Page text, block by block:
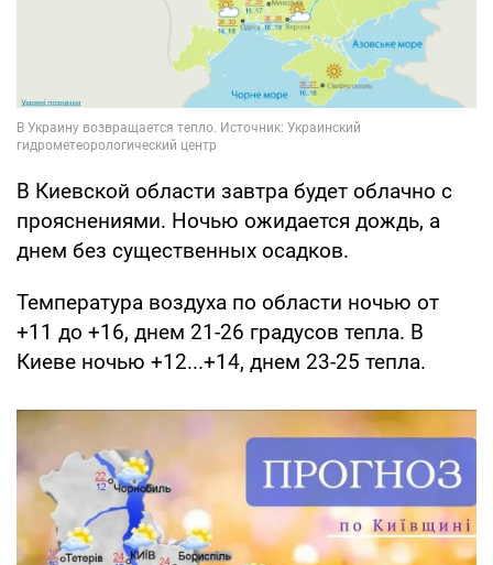
В Киевской области завтра будет облачно с
прояснениями. Ночью ожидается дождь, а
днем без существенных осадков.
Температура воздуха по области ночью от
+11 до +16, днем 21-26 градусов тепла. В
Киеве ночью +12...+14, днем 23-25 тепла.